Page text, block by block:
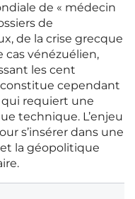
de « médecin
de
de la crise grecque
cas vénézuélien,
les cent
cependant
requiert une
technique. L’enjeu
s’insérer dans une
la géopolitique